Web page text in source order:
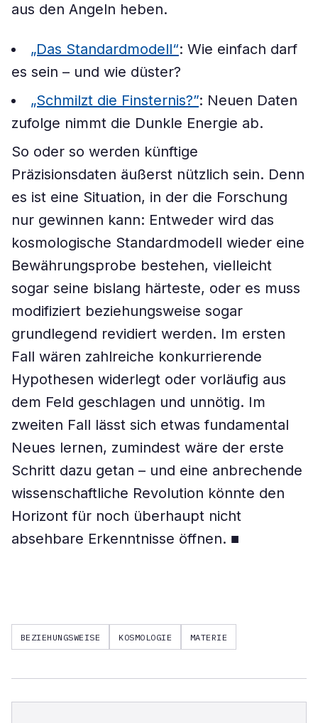
aus den Angeln heben.
„Das Standardmodell“: Wie einfach darf
es sein – und wie düster?
„Schmilzt die Finsternis?”: Neuen Daten
zufolge nimmt die Dunkle Energie ab.
So oder so werden künftige
Präzisionsdaten äußerst nützlich sein. Denn
es ist eine Situation, in der die Forschung
nur gewinnen kann: Entweder wird das
kosmologische Standardmodell wieder eine
Bewährungsprobe bestehen, vielleicht
sogar seine bislang härteste, oder es muss
modifiziert beziehungsweise sogar
grundlegend revidiert werden. Im ersten
Fall wären zahlreiche konkurrierende
Hypothesen widerlegt oder vorläufig aus
dem Feld geschlagen und unnötig. Im
zweiten Fall lässt sich etwas fundamental
Neues lernen, zumindest wäre der erste
Schritt dazu getan – und eine anbrechende
wissenschaftliche Revolution könnte den
Horizont für noch überhaupt nicht
absehbare Erkenntnisse öffnen. ■
BEZIEHUNGSWEISE KOSMOLOGIE MATERIE